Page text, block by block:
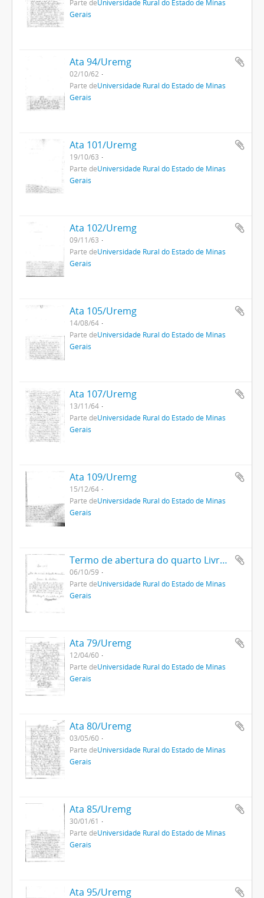
Parte deUniversidade Rural do Estado de Minas
Gerais
Ata 94/Uremg
02/10/62
Parte deUniversidade Rural do Estado de Minas
Gerais
Ata 101/Uremg
19/10/63
Parte deUniversidade Rural do Estado de Minas
Gerais
Ata 102/Uremg
09/11/63
Parte deUniversidade Rural do Estado de Minas
Gerais
Ata 105/Uremg
14/08/64
Parte deUniversidade Rural do Estado de Minas
Gerais
Ata 107/Uremg
13/11/64
Parte deUniversidade Rural do Estado de Minas
Gerais
Ata 109/Uremg
15/12/64
Parte deUniversidade Rural do Estado de Minas
Gerais
Termo de abertura do quarto Livro Ata da Uremg
06/10/59
Parte deUniversidade Rural do Estado de Minas
Gerais
Ata 79/Uremg
12/04/60
Parte deUniversidade Rural do Estado de Minas
Gerais
Ata 80/Uremg
03/05/60
Parte deUniversidade Rural do Estado de Minas
Gerais
Ata 85/Uremg
30/01/61
Parte deUniversidade Rural do Estado de Minas
Gerais
Ata 95/Uremg